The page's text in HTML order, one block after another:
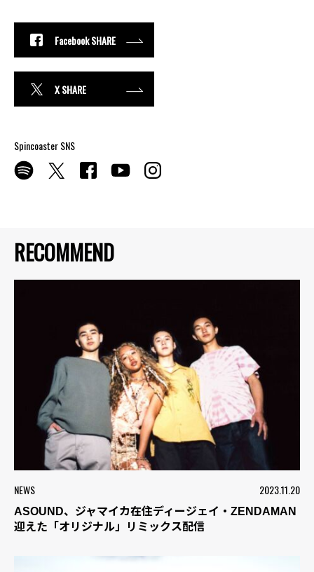
RECOMMEND
NEWS 2023.11.20
ASOUND、ジャマイカ在住ディージェイ・ZENDAMAN
迎えた「オリジナル」リミックス配信
Facebook SHARE
X SHARE
Spincoaster SNS